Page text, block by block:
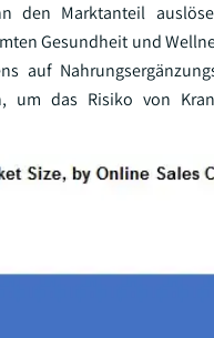
den Marktanteil
Gesundheit und
auf
um das Risiko von